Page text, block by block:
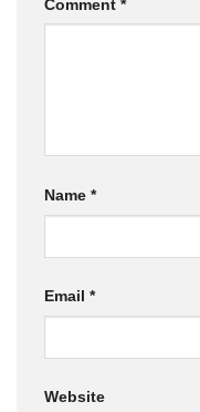
Comment *
Name *
Email *
Website